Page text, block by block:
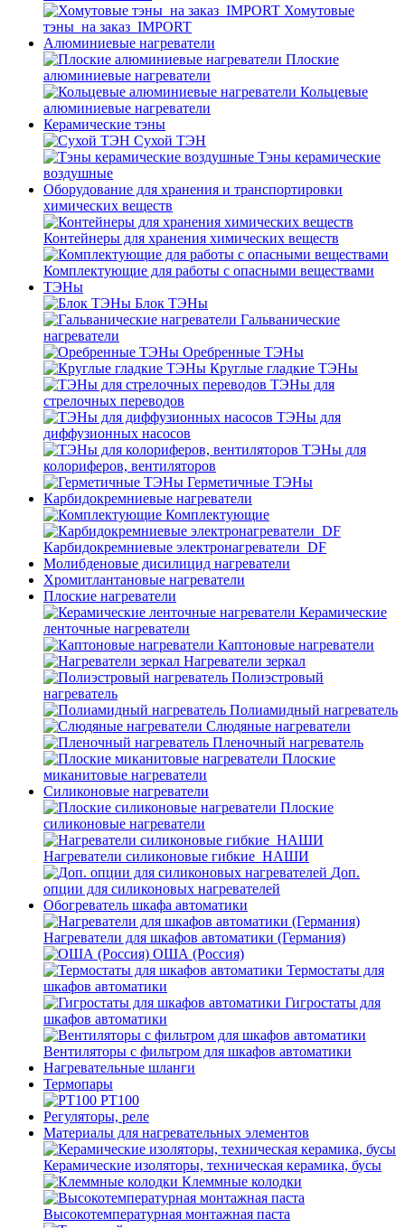
Хомутовые
тэны_на заказ_IMPORT
Алюминиевые нагреватели
Плоские
алюминиевые нагреватели
Кольцевые
алюминиевые нагреватели
Керамические тэны
Сухой ТЭН
Тэны керамические
воздушные
Оборудование для хранения и транспортировки
химических веществ
Контейнеры для хранения химических веществ
Комплектующие для работы с опасными веществами
ТЭНы
Блок ТЭНы
Гальванические
нагреватели
Оребренные ТЭНы
Круглые гладкие ТЭНы
ТЭНы для
стрелочных переводов
ТЭНы для
диффузионных насосов
ТЭНы для
колориферов, вентиляторов
Герметичные ТЭНы
Карбидокремниевые нагреватели
Комплектующие
Карбидокремниевые электронагреватели_DF
Молибденовые дисилицид нагреватели
Хромитлантановые нагреватели
Плоские нагреватели
Керамические
ленточные нагреватели
Каптоновые нагреватели
Нагреватели зеркал
Полиэстровый
нагреватель
Полиамидный нагреватель
Слюдяные нагреватели
Пленочный нагреватель
Плоские
миканитовые нагреватели
Силиконовые нагреватели
Плоские
силиконовые нагреватели
Нагреватели силиконовые гибкие_НАШИ
Доп.
опции для силиконовых нагревателей
Обогреватель шкафа автоматики
Нагреватели для шкафов автоматики (Германия)
ОША (Россия)
Термостаты для
шкафов автоматики
Гигростаты для
шкафов автоматики
Вентиляторы с фильтром для шкафов автоматики
Нагревательные шланги
Термопары
PT100
Регуляторы, реле
Материалы для нагревательных элементов
Керамические изоляторы, техническая керамика, бусы
Клеммные колодки
Высокотемпературная монтажная паста